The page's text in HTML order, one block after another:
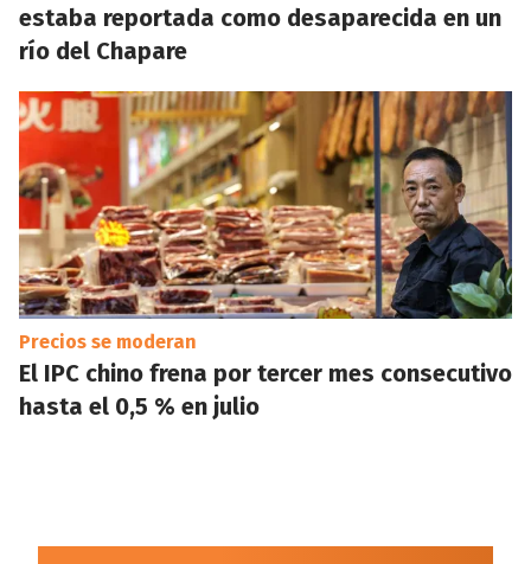
estaba reportada como desaparecida en un
río del Chapare
Precios se moderan
El IPC chino frena por tercer mes consecutivo
hasta el 0,5 % en julio